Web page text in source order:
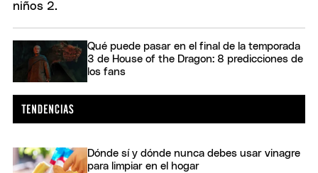
Qué puede pasar en el final de la temporada
3 de House of the Dragon: 8 predicciones de
los fans
Dónde sí y dónde nunca debes usar vinagre
para limpiar en el hogar